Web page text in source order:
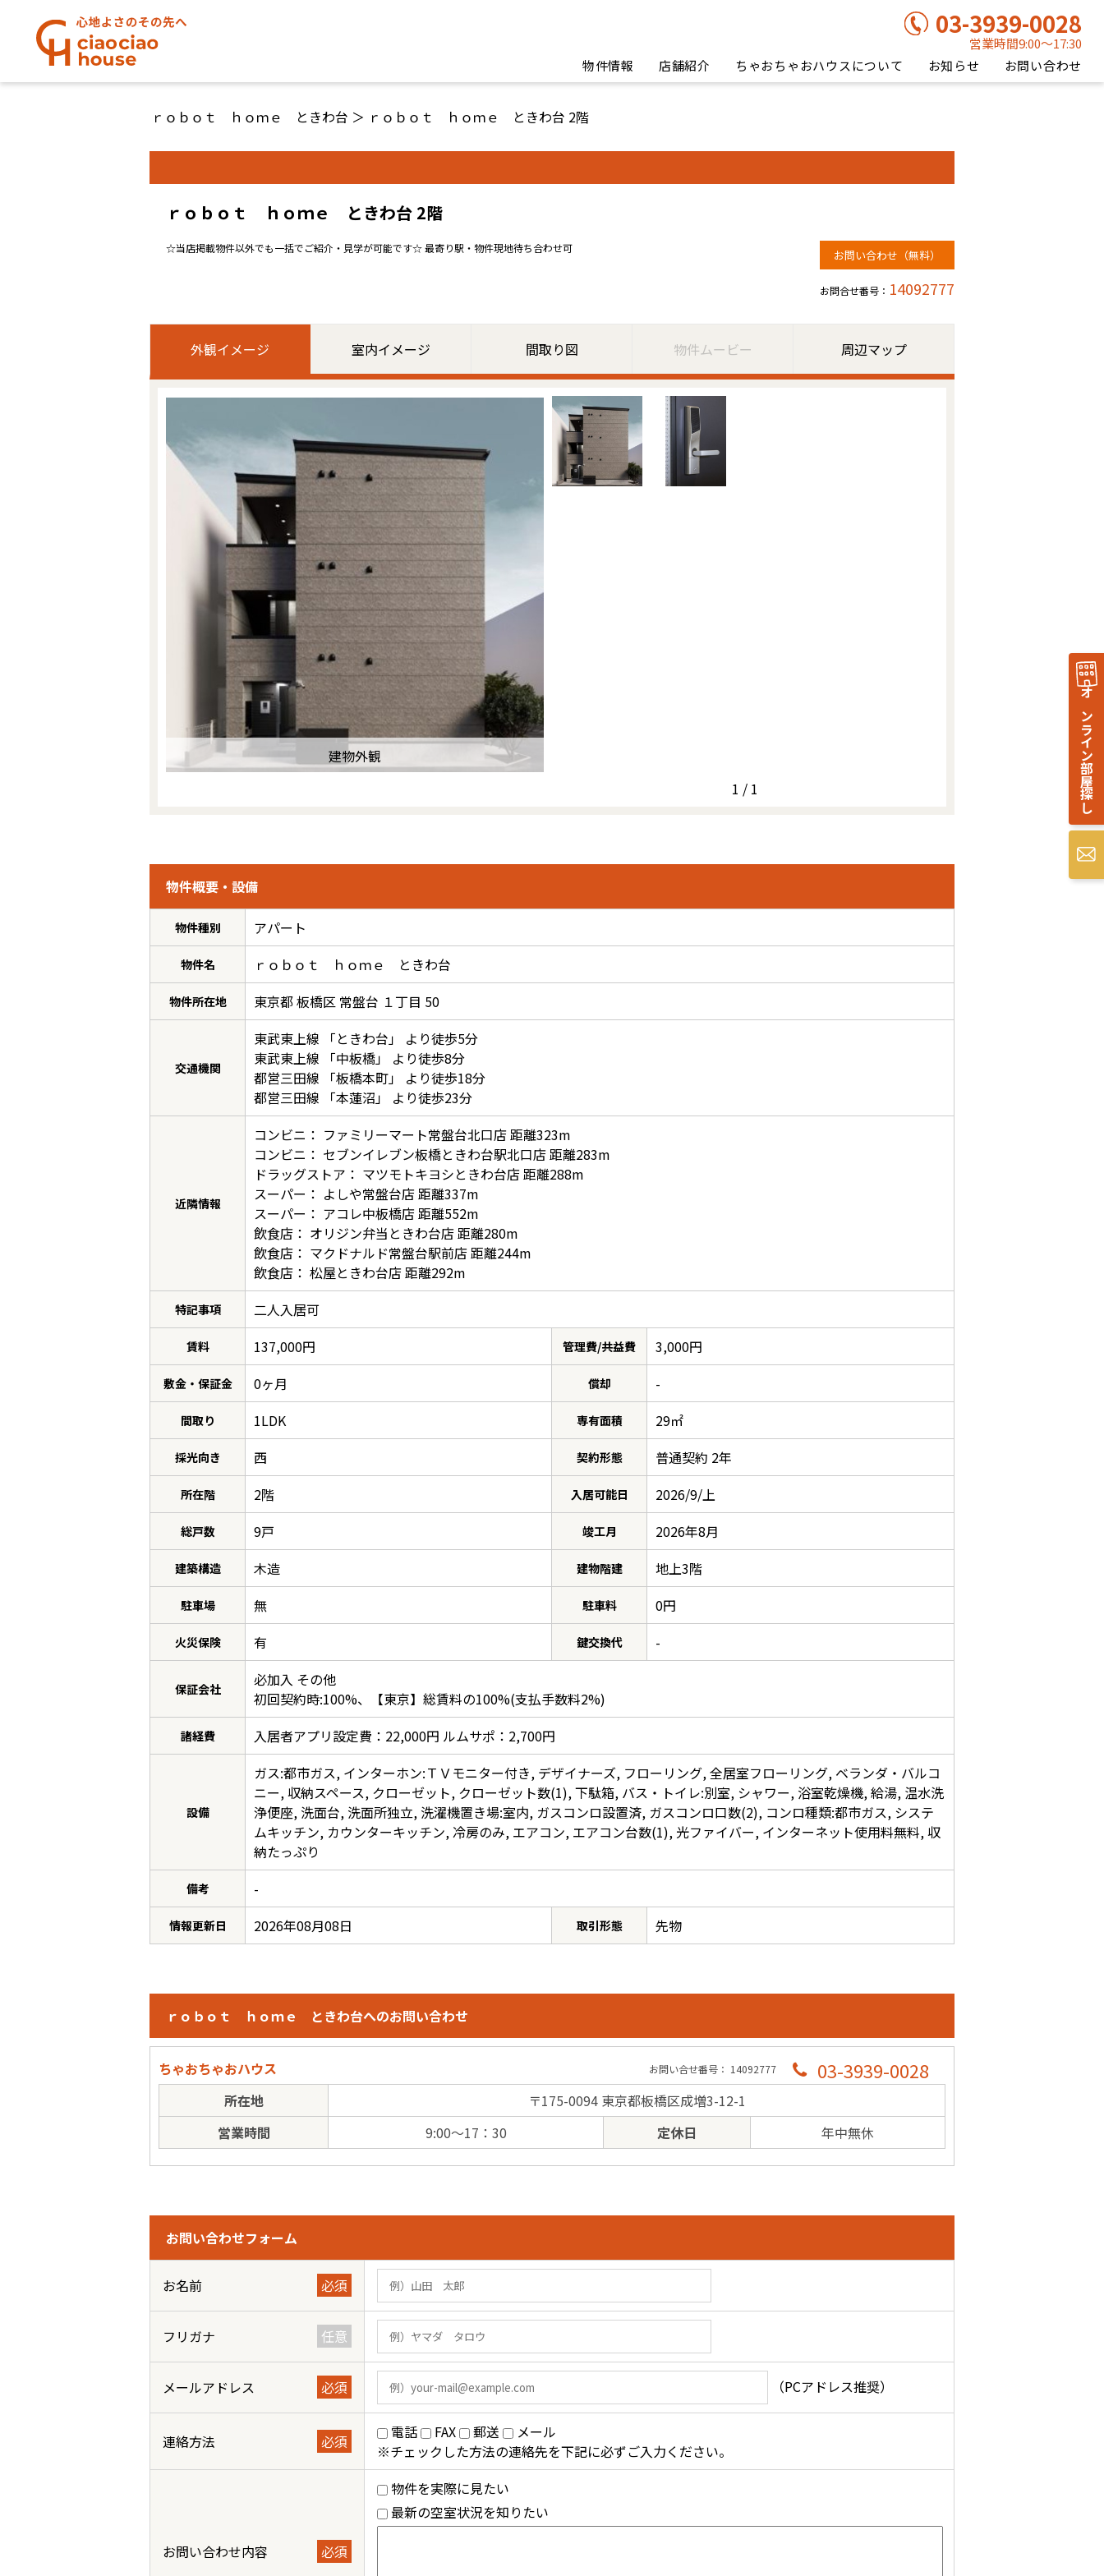
03-3939-0028
営業時間9:00〜17:30
物件情報
店舗紹介 ちゃおちゃおハウスについて お知らせ お問い合わせ
ｒｏｂｏｔ ｈｏｍｅ ときわ台 ＞ ｒｏｂｏｔ ｈｏｍｅ ときわ台 2階
ｒｏｂｏｔ ｈｏｍｅ ときわ台 2階
☆当店掲載物件以外でも一括でご紹介・見学が可能です☆ 最寄り駅・物件現地待ち合わせ可 お問い合わせ（無料）
お問合せ番号： 14092777
外観イメージ 室内イメージ 間取り図 物件ムービー 周辺マップ
建物外観
1 / 1
物件概要・設備
物件種別 アパート
物件名 ｒｏｂｏｔ ｈｏｍｅ ときわ台
物件所在地 東京都 板橋区 常盤台 １丁目 50
交通機関
東武東上線 「ときわ台」 より徒歩5分
東武東上線 「中板橋」 より徒歩8分
都営三田線 「板橋本町」 より徒歩18分
都営三田線 「本蓮沼」 より徒歩23分
近隣情報
コンビニ： ファミリーマート常盤台北口店 距離323m
コンビニ： セブンイレブン板橋ときわ台駅北口店 距離283m
ドラッグストア： マツモトキヨシときわ台店 距離288m
スーパー： よしや常盤台店 距離337m
スーパー： アコレ中板橋店 距離552m
飲食店： オリジン弁当ときわ台店 距離280m
飲食店： マクドナルド常盤台駅前店 距離244m
飲食店： 松屋ときわ台店 距離292m
特記事項 二人入居可
賃料 137,000円 管理費/共益費 3,000円
敷金・保証金 0ヶ月 償却 -
間取り 1LDK 専有面積 29㎡
採光向き 西 契約形態 普通契約 2年
所在階 2階 入居可能日 2026/9/上
総戸数 9戸 竣工月 2026年8月
建築構造 木造 建物階建 地上3階
駐車場 無 駐車料 0円
火災保険 有 鍵交換代 -
保証会社
必加入 その他
初回契約時:100%、【東京】総賃料の100%(支払手数料2%)
諸経費 入居者アプリ設定費：22,000円 ルムサポ：2,700円
設備
ガス:都市ガス, インターホン:ＴＶモニター付き, デザイナーズ, フローリング, 全居室フローリング, ベランダ・バルコ
ニー, 収納スペース, クローゼット, クローゼット数(1), 下駄箱, バス・トイレ:別室, シャワー, 浴室乾燥機, 給湯, 温水洗
浄便座, 洗面台, 洗面所独立, 洗濯機置き場:室内, ガスコンロ設置済, ガスコンロ口数(2), コンロ種類:都市ガス, システ
ムキッチン, カウンターキッチン, 冷房のみ, エアコン, エアコン台数(1), 光ファイバー, インターネット使用料無料, 収
納たっぷり
備考 -
情報更新日 2026年08月08日 取引形態 先物
ｒｏｂｏｔ ｈｏｍｅ ときわ台へのお問い合わせ
ちゃおちゃおハウス 03-3939-0028
お問い合せ番号： 14092777
所在地
〒175-0094 東京都板橋区成増3-12-1
営業時間
9:00～17：30 定休日 年中無休
お問い合わせフォーム
お名前 必須
フリガナ 任意
メールアドレス 必須 （PCアドレス推奨）
連絡方法 必須 電話 FAX 郵送
メール
※チェックした方法の連絡先を下記に必ずご入力ください。
お問い合わせ内容 必須
物件を実際に見たい
最新の空室状況を知りたい
オンライン部屋探し